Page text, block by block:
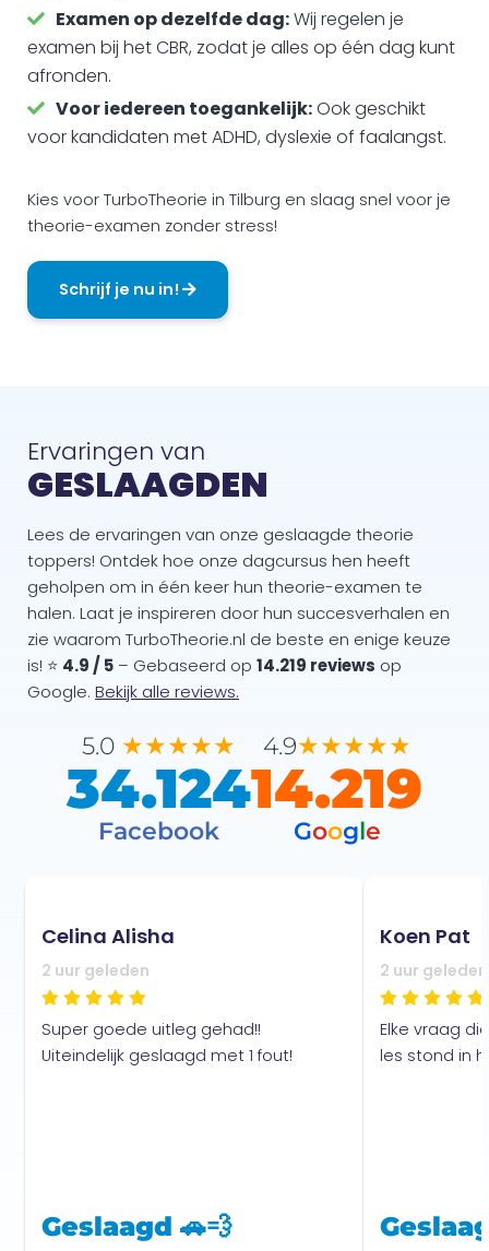
Examen op dezelfde dag:Wij regelen je
examen bij het CBR, zodat je alles op één dag kunt
afronden.
Voor iedereen toegankelijk:Ook geschikt
voor kandidaten met ADHD, dyslexie of faalangst.
Kies voor TurboTheorie in Tilburg en slaag snel voor je
theorie-examen zonder stress!
Schrijf je nu in!
Ervaringen van
GESLAAGDEN
Lees de ervaringen van onze geslaagde theorie
toppers! Ontdek hoe onze dagcursus hen heeft
geholpen om in één keer hun theorie-examen te
halen. Laat je inspireren door hun succesverhalen en
zie waarom TurboTheorie.nl de beste en enige keuze
is! ⭐ 4.9 / 5 – Gebaseerd op 14.219 reviews op
Google. Bekijk alle reviews.
5.0 ★★★★★
34.124
Facebook
4.9★★★★★
14.219
Google
Celina Alisha
2 uur geleden
Super goede uitleg gehad!!
Uiteindelijk geslaagd met 1 fout!
Geslaagd 🚗💨
Koen Pat
2 uur geleden
Elke vraag
les stond in